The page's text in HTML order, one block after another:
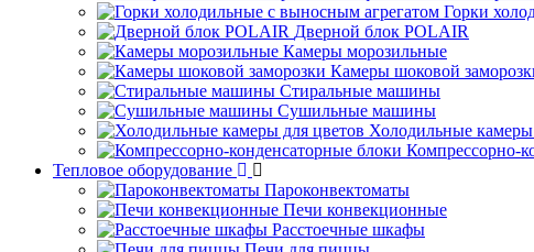
Горки
Дверной блок POLAIR
Камеры морозильные
Камеры шоковой
Стиральные машины
Сушильные машины
Холодильные камеры
Компрессорно-
Тепловое оборудование
Пароконвектоматы
Печи конвекционные
Расстоечные шкафы